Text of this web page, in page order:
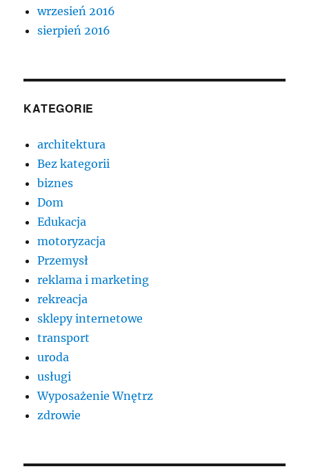
wrzesień 2016
sierpień 2016
KATEGORIE
architektura
Bez kategorii
biznes
Dom
Edukacja
motoryzacja
Przemysł
reklama i marketing
rekreacja
sklepy internetowe
transport
uroda
usługi
Wyposażenie Wnętrz
zdrowie